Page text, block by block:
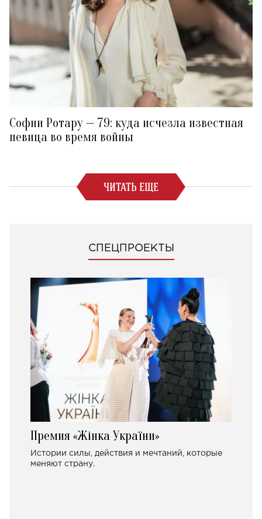
Софии Ротару — 79: куда исчезла известная
певица во время войны
ЧИТАТЬ ЕЩЕ
СПЕЦПРОЕКТЫ
Премия «Жінка України»
Истории силы, действия и мечтаний, которые
меняют страну.